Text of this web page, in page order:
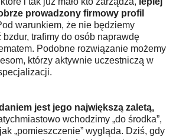
prowadzony firmowy profil
warunkiem, że nie będziemy
bzdur, trafimy do osób naprawdę
Podobne rozwiązanie możemy
którzy aktywnie uczestniczą w
jest jego największą zaletą,
wchodzimy „do środka”,
„pomieszczenie” wygląda. Dziś, gdy